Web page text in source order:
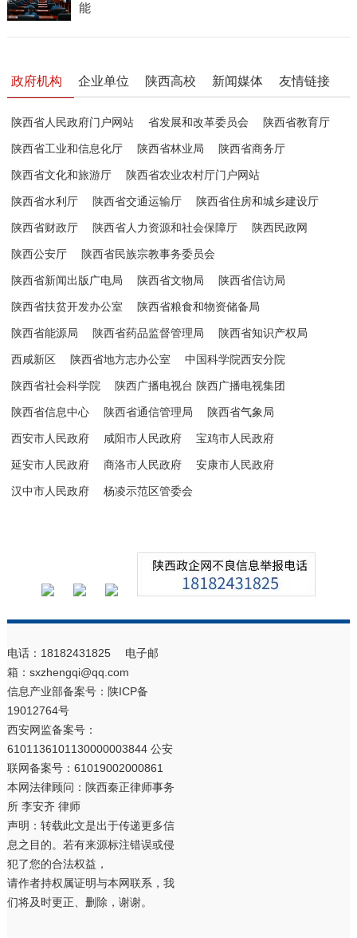
能
政府机构 企业单位 陕西高校 新闻媒体 友情链接
陕西省人民政府门户网站 省发展和改革委员会 陕西省教育厅
陕西省工业和信息化厅 陕西省林业局 陕西省商务厅
陕西省文化和旅游厅 陕西省农业农村厅门户网站
陕西省水利厅 陕西省交通运输厅 陕西省住房和城乡建设厅
陕西省财政厅 陕西省人力资源和社会保障厅 陕西民政网
陕西公安厅 陕西省民族宗教事务委员会
陕西省新闻出版广电局 陕西省文物局 陕西省信访局
陕西省扶贫开发办公室 陕西省粮食和物资储备局
陕西省能源局 陕西省药品监督管理局 陕西省知识产权局
西咸新区 陕西省地方志办公室 中国科学院西安分院
陕西省社会科学院 陕西广播电视台 陕西广播电视集团
陕西省信息中心 陕西省通信管理局 陕西省气象局
西安市人民政府 咸阳市人民政府 宝鸡市人民政府
延安市人民政府 商洛市人民政府 安康市人民政府
汉中市人民政府 杨凌示范区管委会
电话：18182431825 电子邮
箱：sxzhengqi@qq.com
信息产业部备案号： 陕ICP备
19012764号
西安网监备案号：
6101136101130000003844 公安
联网备案号：61019002000861
本网法律顾问：陕西秦正律师事务
所 李安齐 律师
声明：转载此文是出于传递更多信
息之目的。若有来源标注错误或侵
犯了您的合法权益，
请作者持权属证明与本网联系，我
们将及时更正、删除，谢谢。